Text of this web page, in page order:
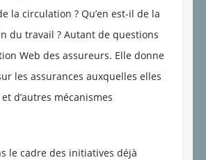
la circulation ? Qu’en est-il de la
du travail ? Autant de questions
Web des assureurs. Elle donne
les assurances auxquelles elles
d’autres mécanismes
le cadre des initiatives déjà